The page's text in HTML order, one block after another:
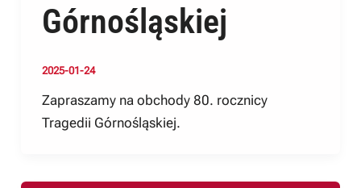
Górnośląskiej
2025-01-24
Zapraszamy na obchody 80. rocznicy
Tragedii Górnośląskiej.